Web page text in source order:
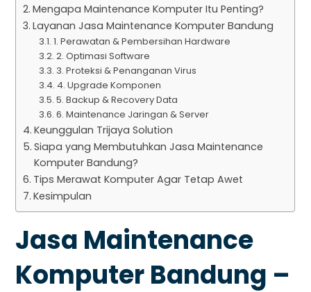
Mengapa Maintenance Komputer Itu Penting?
Layanan Jasa Maintenance Komputer Bandung
1. Perawatan & Pembersihan Hardware
2. Optimasi Software
3. Proteksi & Penanganan Virus
4. Upgrade Komponen
5. Backup & Recovery Data
6. Maintenance Jaringan & Server
Keunggulan Trijaya Solution
Siapa yang Membutuhkan Jasa Maintenance
Komputer Bandung?
Tips Merawat Komputer Agar Tetap Awet
Kesimpulan
Jasa Maintenance
Komputer Bandung –